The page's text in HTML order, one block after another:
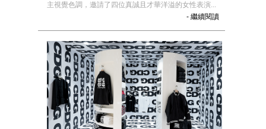
主視覺色調，邀請了四位真誠且才華洋溢的女性表演...
- 繼續閱讀